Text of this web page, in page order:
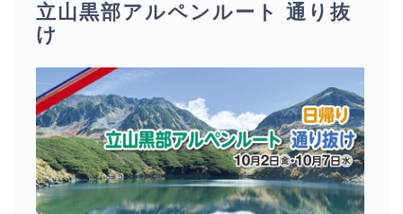
立山黒部アルペンルート 通り抜
け